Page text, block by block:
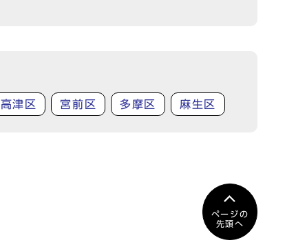
高津区 宮前区 多摩区 麻生区
ページの
先頭へ